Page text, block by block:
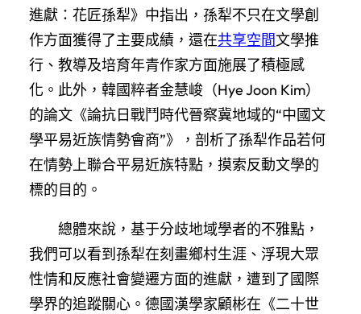
進獻：花匠孫犁》中指出，孫犁不只在文學創
作方面獲得了主要成績，還在共享空間文學推
行、教導及培育年青作家方面施展了積極感
化。此外，韓國粹者金慧峻（Hye Joon Kim）
的論文《論抗日戰鬥時代晉察冀地域的“中國文
學平易近族情勢會商”》，剖析了孫犁作品若何
在情勢上聯合平易近族特點，摸索反動文學的
標的目的。
總體來說，基于分歧地域學者的不雅點，
我們可以看到孫犁在刻畫鄉村生涯、浮現大眾
性情和反應社會變遷方面的進獻，遭到了國際
學界的追蹤關心。德國漢學家顧彬在《二十世